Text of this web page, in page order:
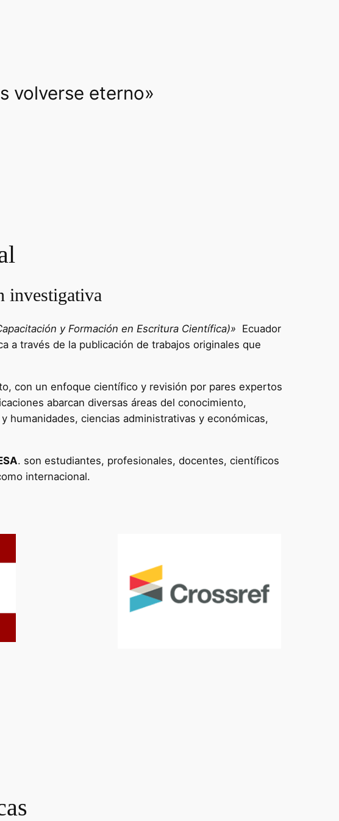
volverse eterno»
investigativa
y Formación en Escritura Científica)» Ecuador
a través de la publicación de trabajos originales que
con un enfoque científico y revisión por pares expertos
abarcan diversas áreas del conocimiento,
humanidades, ciencias administrativas y económicas,
. son estudiantes, profesionales, docentes, científicos
internacional.